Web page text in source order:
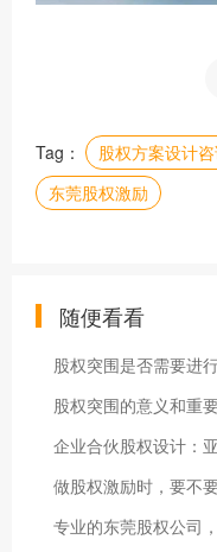
Tag： 股权方案设计
东莞股权激励
随便看看
股权突围是否需要进
股权突围的意义和重
企业合伙股权设计：
做股权激励时，要不
专业的东莞股权公司